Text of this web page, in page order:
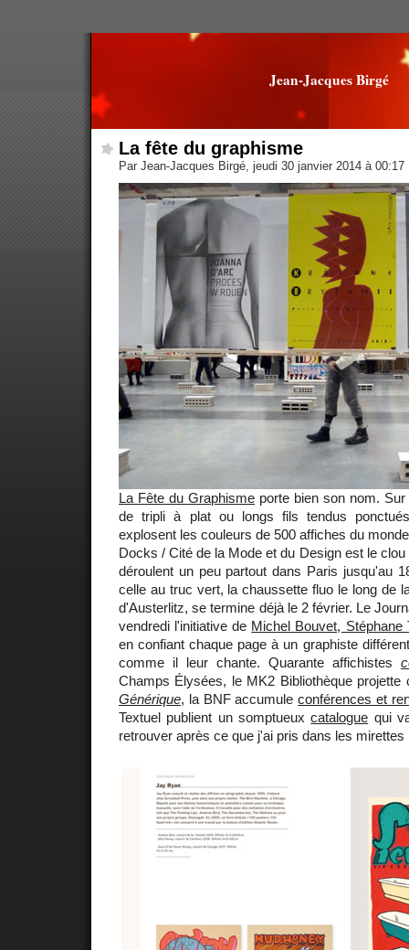
Jean-Jacques Birgé
La fête du graphisme
Par Jean-Jacques Birgé, jeudi 30 janvier 2014 à 00:17
La Fête du Graphisme porte bien son nom.
de tripli à plat ou longs fils tendus
explosent les couleurs de 500 affiches du
Docks / Cité de la Mode et du Design est le
déroulent un peu partout dans Paris jusqu'au
celle au truc vert, la chaussette fluo le long de
d'Austerlitz, se termine déjà le 2 février. Le
vendredi l'initiative de Michel Bouvet, Stéphane
en confiant chaque page à un graphiste
comme il leur chante. Quarante affichistes
Champs Élysées, le MK2 Bibliothèque
Générique, la BNF accumuleconférences et
Textuel publient un somptueuxcatalogue qui
retrouver après ce que j'ai pris dans les mirettes